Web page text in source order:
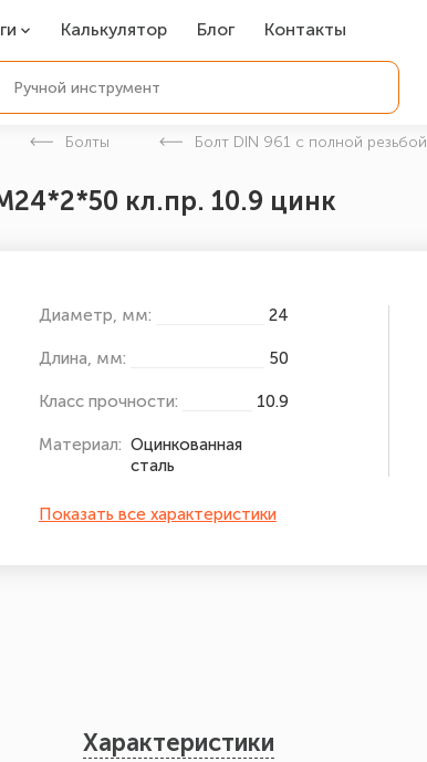
Калькулятор Блог Контакты
Болты Болт DIN 961 с полной резьбой
кл.пр. 10.9 цинк
Диаметр, мм: 24
Длина, мм: 50
Класс прочности: 10.9
Материал: Оцинкованная
сталь
Показать все характеристики
Характеристики